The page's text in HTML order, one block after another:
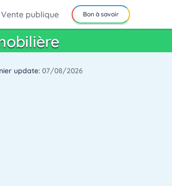
Vente publique Bon à savoir
update: 07/08/2026